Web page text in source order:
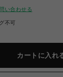
問い合わせる
不可
カートに入れ